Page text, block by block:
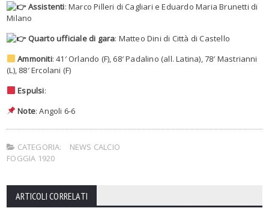
Assistenti: Marco Pilleri di Cagliari e Eduardo Maria Brunetti di
Milano
Quarto ufficiale di gara: Matteo Dini di Città di Castello
Ammoniti: 41′ Orlando (F), 68′ Padalino (all. Latina), 78′ Mastrianni
(L), 88′ Ercolani (F)
Espulsi:
Note: Angoli 6-6
CATEGORIA:
NEWS CALCIO
FOGGIA 1920
ARTICOLI CORRELATI